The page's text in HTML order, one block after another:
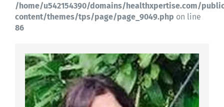
/home/u542154390/domains/healthxpertise.com/
content/themes/tps/page/page_9049.php on line
86